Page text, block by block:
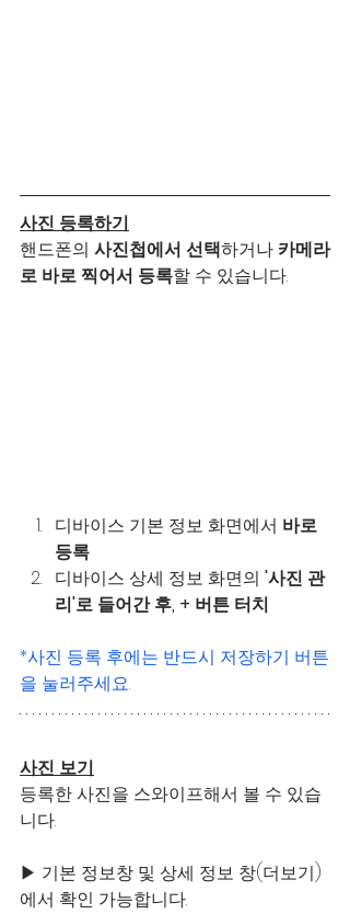
사진 등록하기
핸드폰의 사진첩에서 선택하거나 카메라
로 바로 찍어서 등록할 수 있습니다.
디바이스 기본 정보 화면에서 바로
등록
디바이스 상세 정보 화면의 '사진 관
리'로 들어간 후, + 버튼 터치
*사진 등록 후에는 반드시 저장하기 버튼
을 눌러주세요.
사진 보기
등록한 사진을 스와이프해서 볼 수 있습
니다.
▶ 기본 정보창 및 상세 정보 창(더보기)
에서 확인 가능합니다.